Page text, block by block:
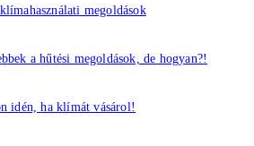
megoldások
a hűtési megoldások, de hogyan?!
idén, ha klímát vásárol!